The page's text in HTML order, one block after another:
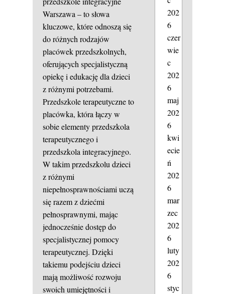
Warszawa – to słowa
kluczowe, które odnoszą się
do różnych rodzajów
placówek przedszkolnych,
oferujących specjalistyczną
opiekę i edukację dla dzieci
z różnymi potrzebami.
Przedszkole terapeutyczne to
placówka, która łączy w
sobie elementy przedszkola
terapeutycznego i
przedszkola integracyjnego.
W takim przedszkolu dzieci
z różnymi
niepełnosprawnościami uczą
się razem z dziećmi
pełnosprawnymi, mając
jednocześnie dostęp do
specjalistycznej pomocy
terapeutycznej. Dzięki
takiemu podejściu dzieci
mają możliwość rozwoju
swoich umiejętności i
202
6
czer
wie
c
202
6
maj
202
6
kwi
ecie
ń
202
6
mar
zec
202
6
luty
202
6
styc